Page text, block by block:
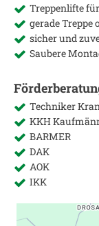
Treppenlifte für
gerade Treppe
sicher und
Saubere
Techniker
KKH
BARMER
DAK
AOK
IKK